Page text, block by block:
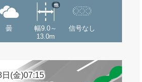
曇
幅9.0～
13.0m
他
信号なし
(金)07:15